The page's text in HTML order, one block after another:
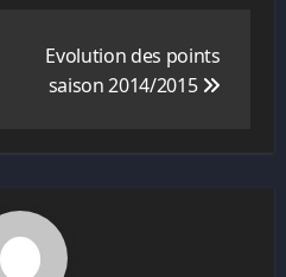
Evolution des points
saison 2014/2015